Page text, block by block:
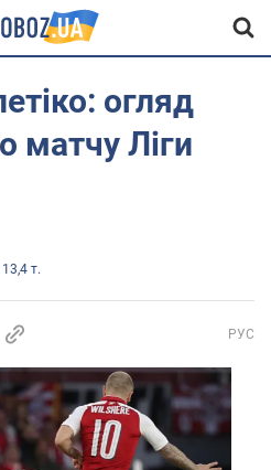
огляд
матчу Ліги
13,4 т.
РУС